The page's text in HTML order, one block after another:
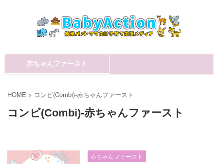
赤ちゃんファースト
HOME > コンビ(Combi)-赤ちゃんファースト
コンビ(Combi)-赤ちゃんファースト
赤ちゃんファースト